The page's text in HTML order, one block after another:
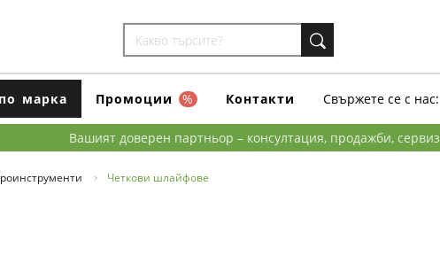
марка Промоции % Контакти Свържете се с нас:
Вашият доверен партньор – консултация, продажби, сервиз
Четкови шлайфове